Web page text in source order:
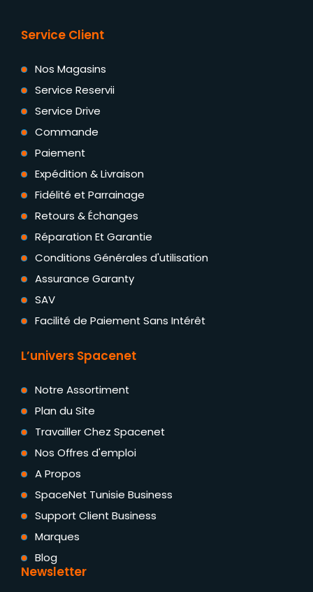
Service Client
Nos Magasins
Service Reservii
Service Drive
Commande
Paiement
Expédition & Livraison
Fidélité et Parrainage
Retours & Échanges
Réparation Et Garantie
Conditions Générales d'utilisation
Assurance Garanty
SAV
Facilité de Paiement Sans Intérêt
L’univers Spacenet
Notre Assortiment
Plan du Site
Travailler Chez Spacenet
Nos Offres d'emploi
A Propos
SpaceNet Tunisie Business
Support Client Business
Marques
Blog
Newsletter